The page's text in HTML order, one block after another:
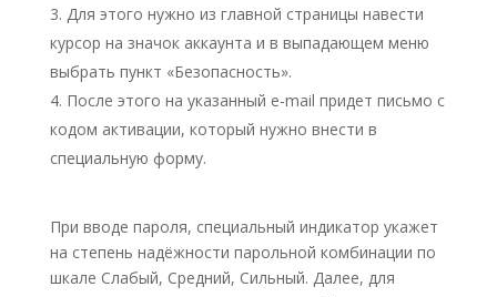
Для этого нужно из главной страницы навести
курсор на значок аккаунта и в выпадающем меню
выбрать пункт «Безопасность».
После этого на указанный e-mail придет письмо с
кодом активации, который нужно внести в
специальную форму.
При вводе пароля, специальный индикатор укажет
на степень надёжности парольной комбинации по
шкале Слабый, Средний, Сильный. Далее, для